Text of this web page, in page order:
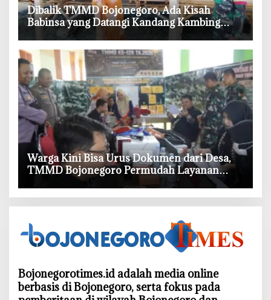
‎Dibalik TMMD Bojonegoro, Ada Kisah
Babinsa yang Datangi Kandang Kambing
Demi Dengar Keluh Warga
‎Warga Kini Bisa Urus Dokumen dari Desa,
TMMD Bojonegoro Permudah Layanan
Adminduk
Bojonegorotimes.id adalah media online
berbasis di Bojonegoro, serta fokus pada